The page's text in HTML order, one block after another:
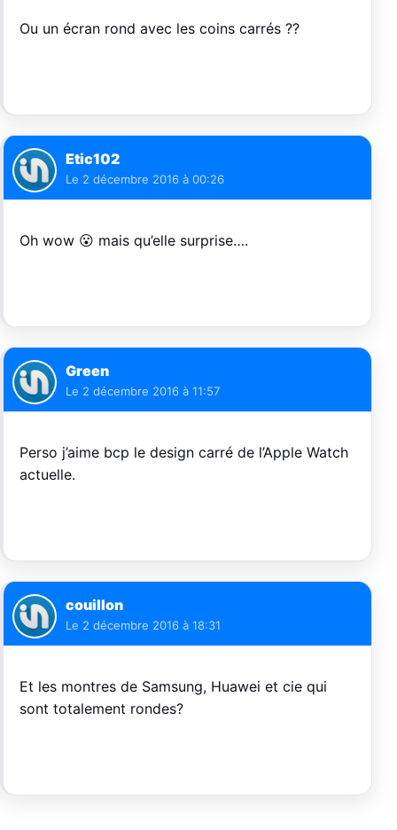
Ou un écran rond avec les coins carrés ??
Etic102
Le 2 décembre 2016 à 00:26
Oh wow 😮 mais qu’elle surprise….
Green
Le 2 décembre 2016 à 11:57
Perso j’aime bcp le design carré de l’Apple Watch
actuelle.
couillon
Le 2 décembre 2016 à 18:31
Et les montres de Samsung, Huawei et cie qui
sont totalement rondes?